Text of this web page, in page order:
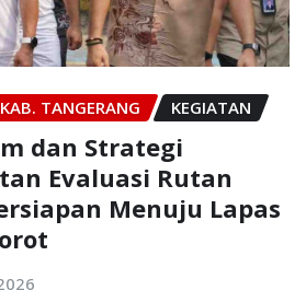
KAB. TANGERANG KEGIATAN
dan Strategi
Evaluasi Rutan
Menuju Lapas